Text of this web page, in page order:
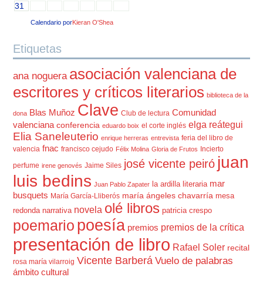
31
Calendario porKieran O'Shea
Etiquetas
ana noguera asociación valenciana de
escritores y críticos literarios biblioteca de la
dona Blas Muñoz Clave Club de lectura Comunidad
valenciana conferencia eduardo boix el corte inglés elga reátegui
Elia Saneleuterio enrique herreras entrevista feria del libro de
valencia fnac francisco cejudo Félix Molina Gloria de Frutos
Incierto
perfume irene genovés Jaime Siles josé vicente peiró juan
luis bedins Juan Pablo Zapater la ardilla literaria mar
busquets María García-Lliberós maría ángeles chavarría mesa
redonda narrativa novela olé libros patricia crespo
poemario poesía premios premios de la crítica
presentación de libro Rafael Soler recital
rosa maría vilarroig Vicente Barberá Vuelo de palabras
ámbito cultural